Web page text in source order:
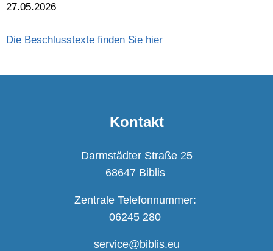
27.05.2026
Die Beschlusstexte finden Sie hier
Kontakt
Darmstädter Straße 25
68647 Biblis
Zentrale Telefonnummer:
06245 280
service@biblis.eu